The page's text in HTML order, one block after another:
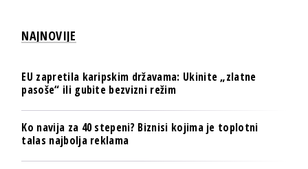
NAJNOVIJE
EU zapretila karipskim državama: Ukinite „zlatne
pasoše“ ili gubite bezvizni režim
Ko navija za 40 stepeni? Biznisi kojima je toplotni
talas najbolja reklama